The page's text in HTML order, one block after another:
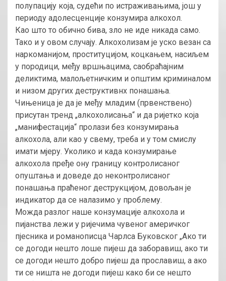
полупацију која, судећи по истраживањима, још у
периоду адолесценције конзумира алкохол.
Као што то обично бива, зло не иде никада само.
Тако и у овом случају. Алкохолизам је уско везан са
наркоманијом, проституцијом, коцкањем, насиљем
у породици, међу вршњацима, саобраћајним
деликтима, малољетничким и општим криминалом
и низом других деструктивнх понашања.
Чињеница је да је међу младим (првенствено)
присутан тренд „алкохолисања“ и да ријетко која
„манифестација“ пролази без конзумирања
алкохола, али као у свему, треба и у том смислу
имати мјеру. Уколико и када конзумирање
алкохола пређе ону границу контролисаног
опуштања и доведе до неконтролисаног
понашања праћеног деструкцијом, довољан је
индикатор да се налазимо у проблему.
Можда разлог наше конзумације алкохола и
пијанства лежи у ријечима чувеног америчког
пјесника и романописца Чарлса Буковског „Ако ти
се догоди нешто лоше пијеш да заборавиш, ако ти
се догоди нешто добро пијеш да прославиш, а ако
ти се ништа не догоди пијеш како би се нешто